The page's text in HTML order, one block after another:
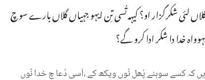
لئی شکرگزار او؟ کیہہ تُسی تِن ایہو جہیاں گلاں بارے سوچ
خدا دا شکر ادا کرو گے؟‏
کہکسےسوہنےپُھلنُوںویکھکے‏،اَسیدُعاچخدانُوں